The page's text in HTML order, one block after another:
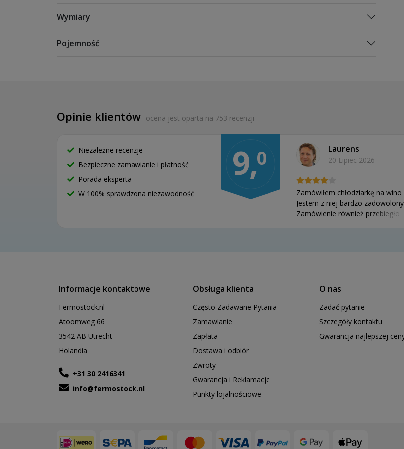
Podczas montażu w narożniku można zastosować łączniki narożne, aby narożnik
wytrzymać tyle samo obciążenia, co słupek.
Wymiary
Pojemność
Opinie klientów ocena jest oparta na 753 recenzji
Niezależne recenzje
Bezpieczne zamawianie i płatność
Porada eksperta
W 100% sprawdzona niezawodność
9,0 Laurens
20 Lipiec 2026
Zamówiłem chłodziarkę na wino
Jestem z niej bardzo zadowolony.
Zamówienie również przebiegło
Informacje kontaktowe
Fermostock.nl
Atoomweg 66
3542 AB Utrecht
Holandia
+31 30 2416341
info@fermostock.nl
Obsługa klienta
Często Zadawane Pytania
Zamawianie
Zapłata
Dostawa i odbiór
Zwroty
Gwarancja i Reklamacje
Punkty lojalnościowe
O nas
Zadać pytanie
Szczegóły kontaktu
Gwarancja najlepszej